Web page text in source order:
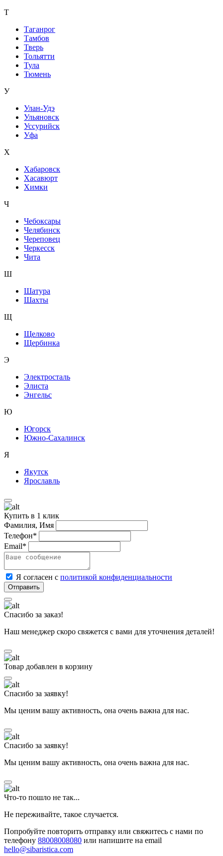
Т
Таганрог
Тамбов
Тверь
Тольятти
Тула
Тюмень
У
Улан-Удэ
Ульяновск
Уссурийск
Уфа
Х
Хабаровск
Хасавюрт
Химки
Ч
Чебоксары
Челябинск
Череповец
Черкесск
Чита
Ш
Шатура
Шахты
Щ
Щелково
Щербинка
Э
Электросталь
Элиста
Энгельс
Ю
Югорск
Южно-Сахалинск
Я
Якутск
Ярославль
Купить в 1 клик
Фамилия, Имя
Телефон*
Email*
Я согласен с политикой конфиденциальности
Спасибо за заказ!
Наш менеджер скоро свяжется с вами для уточнения деталей!
Товар добавлен в корзину
Спасибо за заявку!
Мы ценим вашу активность, она очень важна для нас.
Спасибо за заявку!
Мы ценим вашу активность, она очень важна для нас.
Что-то пошло не так...
Не переживайте, такое случается.
Попробуйте повторить отправку или свяжитесь с нами по
телефону 88008008080 или напишите на email
hello@sibaristica.com